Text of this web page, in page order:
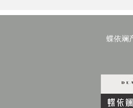
蝶依斓